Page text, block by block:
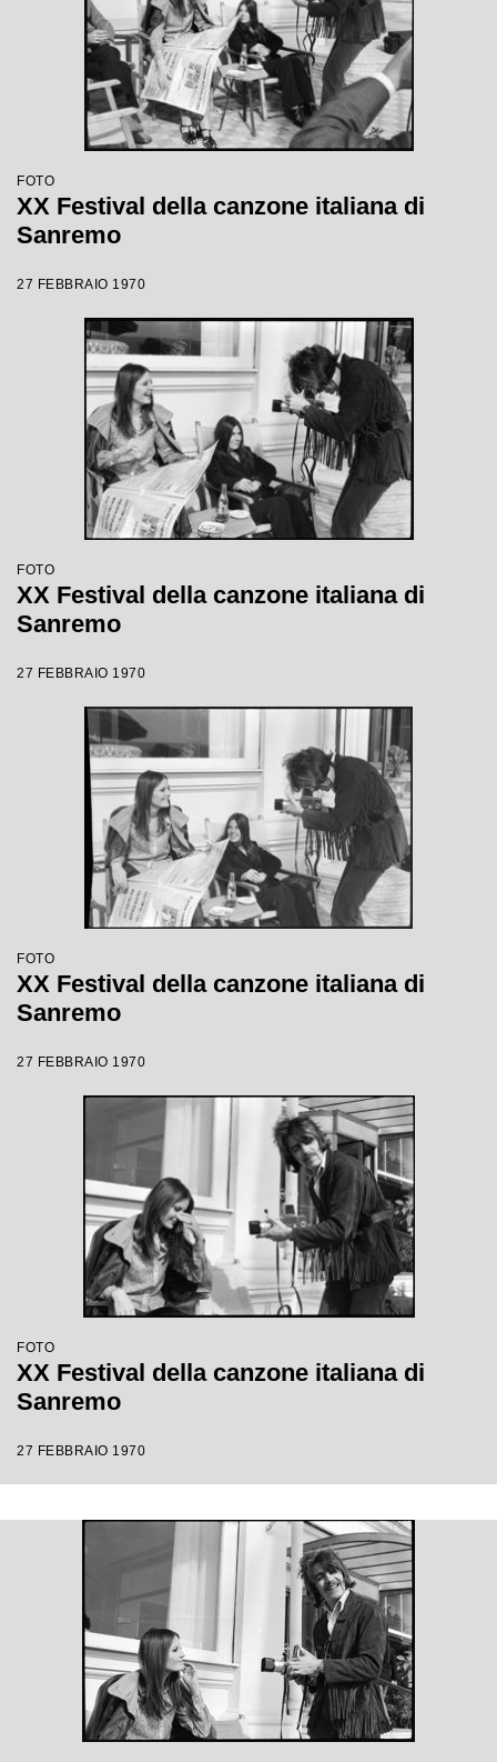
FOTO
XX Festival della canzone italiana di
Sanremo
27 FEBBRAIO 1970
FOTO
XX Festival della canzone italiana di
Sanremo
27 FEBBRAIO 1970
FOTO
XX Festival della canzone italiana di
Sanremo
27 FEBBRAIO 1970
FOTO
XX Festival della canzone italiana di
Sanremo
27 FEBBRAIO 1970